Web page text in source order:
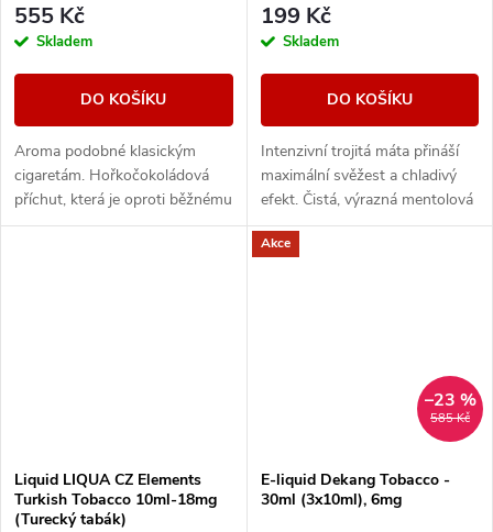
555 Kč
Skladem
DO KOŠÍKU
Aroma podobné klasickým
cigaretám. Hořkočokoládová
příchut, která je oproti běžnému
tabáku jemnější a nasládlejší. Z
199 Kč
Skladem
DO KOŠÍKU
Intenzivní trojitá máta přináší
maximální svěžest a chladivý
efekt. Čistá, výrazná mentolová
chuť pro milovníky silného
osvěžení.
Liquid LIQUA CZ Elements
Turkish Tobacco 10ml-18mg
(Turecký tabák)
Akce
585 Kč
–23 %
E-liquid Dekang Tobacco -
30ml (3x10ml), 6mg